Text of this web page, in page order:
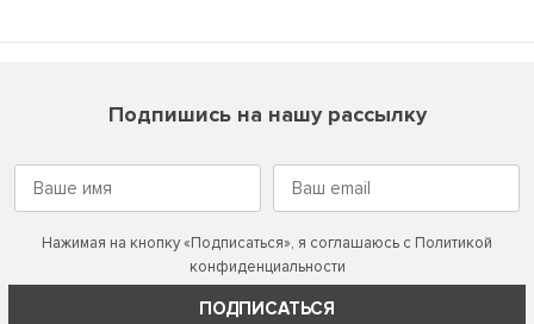
Подпишись на нашу рассылку
Нажимая на кнопку «Подписаться», я соглашаюсь с Политикой
конфиденциальности
ПОДПИСАТЬСЯ